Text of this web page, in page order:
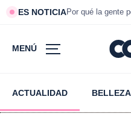
ES NOTICIAPor qué la gente
MENÚ
ACTUALIDAD BELLEZA